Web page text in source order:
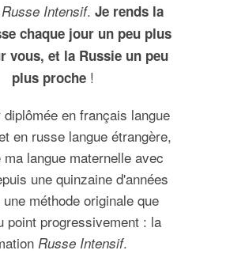
Russe Intensif. Je rends la
chaque jour un peu plus
vous, et la Russie un peu
plus proche !
en français langue
en russe langue étrangère,
ma langue maternelle avec
une quinzaine d'années
méthode originale que
point progressivement : la
Russe Intensif.